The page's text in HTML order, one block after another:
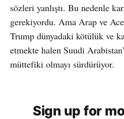
sözleri yanlıştı. Bu nedenle
gerekiyordu. Ama Arap ve
Trump dünyadaki kötülük ve
etmekte halen Suudi
müttefiki olmayı sürdürüyor.
Sign up for